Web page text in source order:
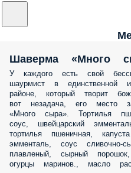
Шаверма «Много
У каждого есть свой
шаурмист в единственной
районе, который творит
вот незадача, его место
«Много сыра». Тортилья
соус, швейцарский
тортилья пшеничная,
эмменталь, соус
плавленый, сырный
огурцы маринов., масло